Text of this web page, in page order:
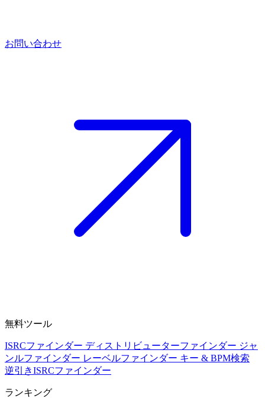
お問い合わせ
無料ツール
ISRCファインダー ディストリビューターファインダー ジャ
ンルファインダー レーベルファインダー キー & BPM検索
逆引きISRCファインダー
ランキング